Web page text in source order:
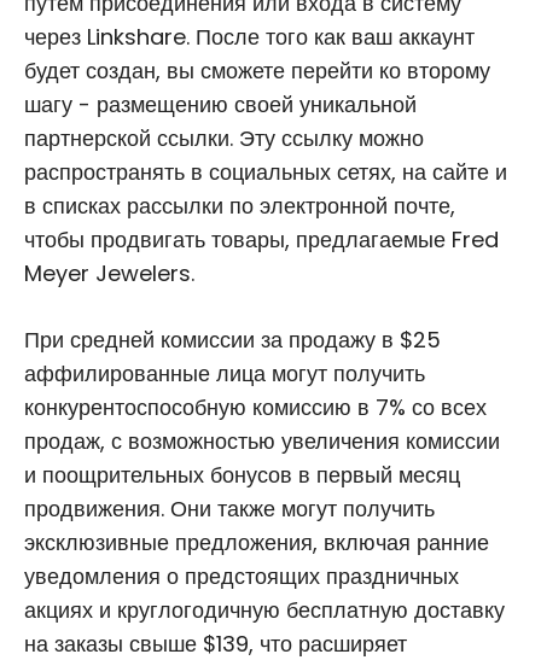
через Linkshare. После того как ваш аккаунт
будет создан, вы сможете перейти ко второму
шагу - размещению своей уникальной
партнерской ссылки. Эту ссылку можно
распространять в социальных сетях, на сайте и
в списках рассылки по электронной почте,
чтобы продвигать товары, предлагаемые Fred
Meyer Jewelers.
При средней комиссии за продажу в $25
аффилированные лица могут получить
конкурентоспособную комиссию в 7% со всех
продаж, с возможностью увеличения комиссии
и поощрительных бонусов в первый месяц
продвижения. Они также могут получить
эксклюзивные предложения, включая ранние
уведомления о предстоящих праздничных
акциях и круглогодичную бесплатную доставку
на заказы свыше $139, что расширяет